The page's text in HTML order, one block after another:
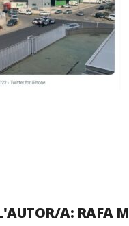
A: RAFA